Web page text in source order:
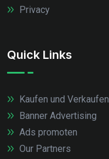
Privacy
Quick Links
Kaufen und Verkaufen
Banner Advertising
Ads promoten
Our Partners